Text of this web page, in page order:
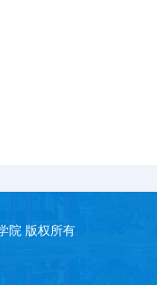
院 版权所有